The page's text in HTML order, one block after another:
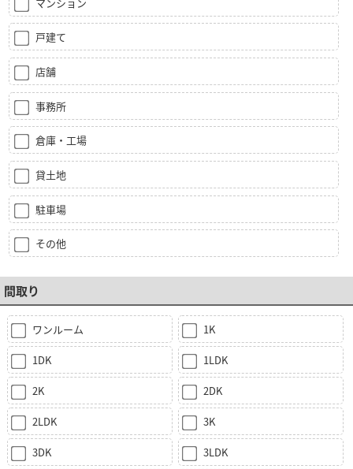
戸建て
店舗
事務所
倉庫・工場
貸土地
駐車場
その他
間取り
ワンルーム 1K
1DK 1LDK
2K 2DK
2LDK 3K
3DK 3LDK